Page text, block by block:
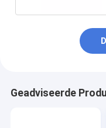
Geadviseerde